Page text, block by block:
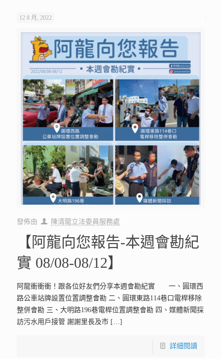
12 8 月, 2022
發佈由 陳清龍立法委員服務處
【阿龍向您報告-本週會勘紀
實 08/08-08/12】
阿龍衝衝衝！跟各位好友們分享本週會勘紀實 一、圓環西
路公車站牌設置位置調整會勘 二、圓環東路114巷口電桿移除
整併會勘 三、大明路196巷電桿位置調整會勘 四、媒體新聞採
訪污水用戶接管 謝謝里長及市[…]
詳細閱讀